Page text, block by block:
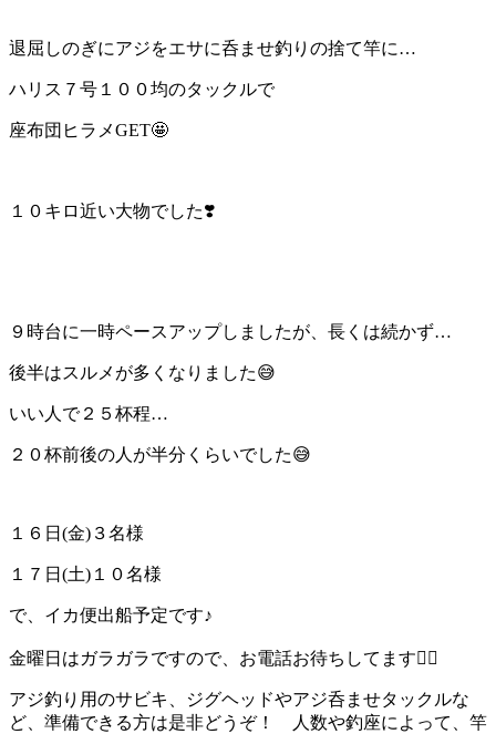
退屈しのぎにアジをエサに呑ませ釣りの捨て竿に…
ハリス７号１００均のタックルで
座布団ヒラメGET🤩
１０キロ近い大物でした❣️
９時台に一時ペースアップしましたが、長くは続かず…
後半はスルメが多くなりました😅
いい人で２５杯程…
２０杯前後の人が半分くらいでした😅
１６日(金)３名様
１７日(土)１０名様
で、イカ便出船予定です♪
金曜日はガラガラですので、お電話お待ちしてます🙇‍♂️
アジ釣り用のサビキ、ジグヘッドやアジ呑ませタックルな
ど、準備できる方は是非どうぞ！ 人数や釣座によって、竿